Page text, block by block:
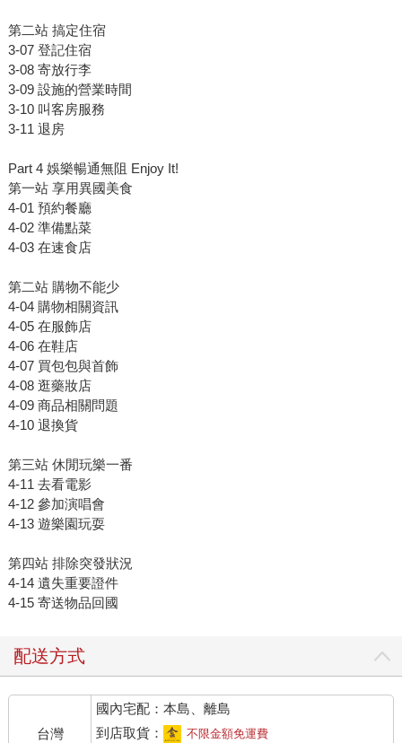
第二站 搞定住宿
3-07 登記住宿
3-08 寄放行李
3-09 設施的營業時間
3-10 叫客房服務
3-11 退房
Part 4 娛樂暢通無阻 Enjoy It!
第一站 享用異國美食
4-01 預約餐廳
4-02 準備點菜
4-03 在速食店
第二站 購物不能少
4-04 購物相關資訊
4-05 在服飾店
4-06 在鞋店
4-07 買包包與首飾
4-08 逛藥妝店
4-09 商品相關問題
4-10 退換貨
第三站 休閒玩樂一番
4-11 去看電影
4-12 參加演唱會
4-13 遊樂園玩耍
第四站 排除突發狀況
4-14 遺失重要證件
4-15 寄送物品回國
配送方式
台灣
國內宅配：本島、離島
到店取貨：
不限金額免運費